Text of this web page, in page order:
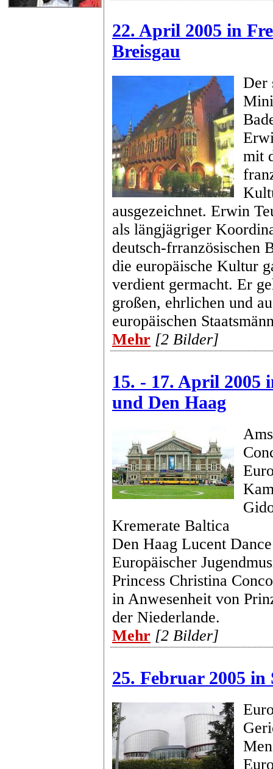
22. April 2005 in
Breisgau
Der
mit
ausgezeichnet. Erwin
als längjägriger
deutsch-frranzösischen
die europäische Kultur
verdient germacht. Er
großen, ehrlichen und
europäischen
Mehr [2 Bilder]
15. - 17. April 2005
und Den Haag
Kremerate Baltica
Den Haag Lucent
Europäischer
Princess Christina
in Anwesenheit von
der Niederlande.
Mehr [2 Bilder]
25. Februar 2005